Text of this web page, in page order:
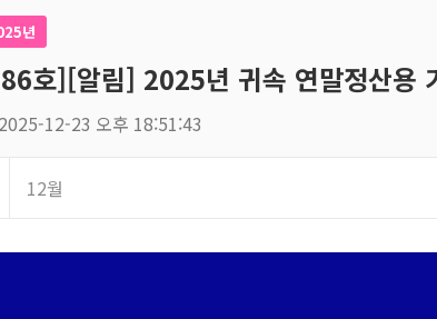
년
호][알림] 2025년 귀속 연말정산용
12-23 오후 18:51:43
12월